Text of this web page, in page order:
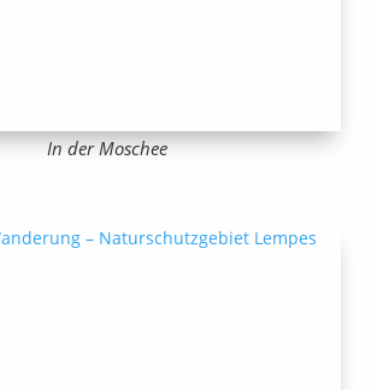
In der Moschee